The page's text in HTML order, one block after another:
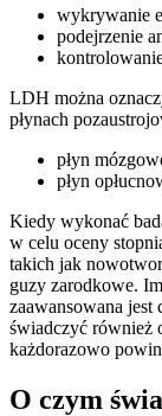
wykrywanie
podejrzenie
LDH można
płynach
płyn
płyn
Kiedy wykonać
w celu oceny
takich jak
guzy zarodkowe.
zaawansowana
świadczyć
każdorazowo
O czym